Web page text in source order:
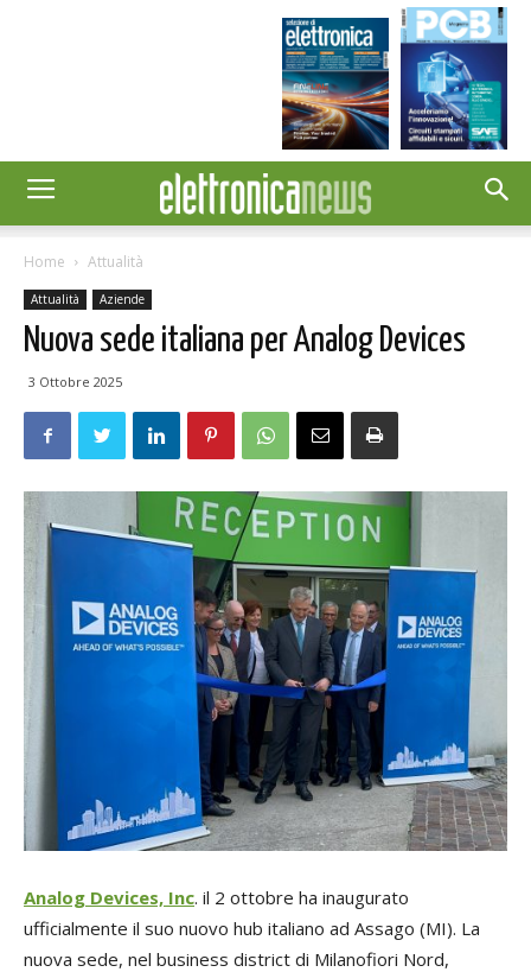
Home Attualità
Attualità Aziende
Nuova sede italiana per Analog Devices
3 Ottobre 2025
Analog Devices, Inc. il 2 ottobre ha inaugurato
ufficialmente il suo nuovo hub italiano ad Assago (MI). La
nuova sede, nel business district di Milanofiori Nord,